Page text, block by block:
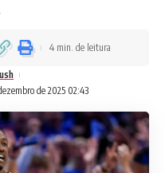
de 2025 02:43
4 min. de leitura